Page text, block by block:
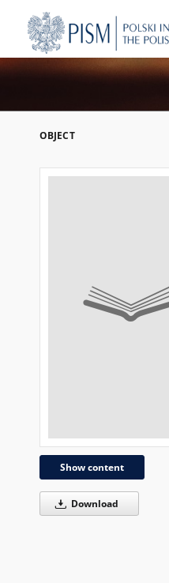
OBJECT
Show content
Download